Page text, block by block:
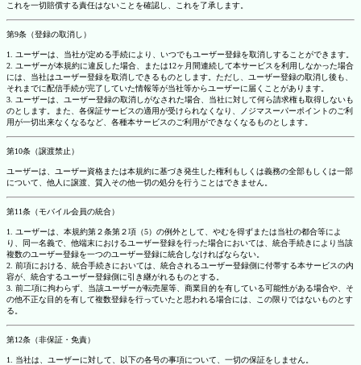
これを一切賠償する責任はないことを確認し、これを了承します。
第9条（登録の取消し）
1. ユーザーは、当社が定める手続により、いつでもユーザー登録を取消しすることができます。
2. ユーザーが本規約に違反した場合、または12ヶ月間連続して本サービスを利用しなかった場合
には、当社はユーザー登録を取消しできるものとします。ただし、ユーザー登録の取消し後も、
それまでに配信手続が完了していた情報等が当社等からユーザーに届くことがあります。
3. ユーザーは、ユーザー登録の取消しがなされた場合、当社に対して何ら請求権も取得しないも
のとします。また、各保証サービスの適用が受けられなくなり、ノジマスーパーポイントのご利
用が一切出来なくなるなど、各種本サービスのご利用ができなくなるものとします。
第10条（譲渡禁止）
ユーザーは、ユーザー資格または本規約に基づき発生した権利もしくは義務の全部もしくは一部
について、他人に譲渡、質入その他一切の処分を行うことはできません。
第11条（モバイル会員の統合）
1. ユーザーは、本規約第２条第２項（5）の例外として、やむを得ずまたは当社の都合等によ
り、同一名義で、他端末におけるユーザー登録を行った場合においては、統合手続きにより当該
複数のユーザー登録を一つのユーザー登録に統合しなければならない。
2. 前項における、統合手続きにおいては、統合されるユーザー登録側に付帯する本サービスの内
容が、統合するユーザー登録側に引き継がれるものとする。
3. 前二項に拘わらず、当該ユーザーが転売屋等、商業目的を有している可能性がある場合や、そ
の他不正な目的を有して複数登録を行っていたと思われる場合には、この限りではないものとす
る。
第12条（非保証・免責）
1. 当社は、ユーザーに対して、以下の各号の事項について、一切の保証をしません。